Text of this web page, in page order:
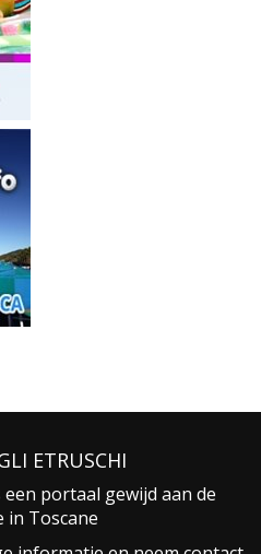
ETRUSCHI
portaal gewijd aan de
in Toscane